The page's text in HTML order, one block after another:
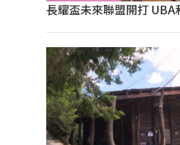
長耀盃未來聯盟開打